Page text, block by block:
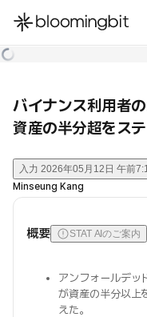
한국어
バイナンス利用者の
資産の半分超をス
入力 2026年05月12日 午前
Minseung Kang
概要 STAT AIのご案内
アンフォールデッ
が資産の半分以上
えた。